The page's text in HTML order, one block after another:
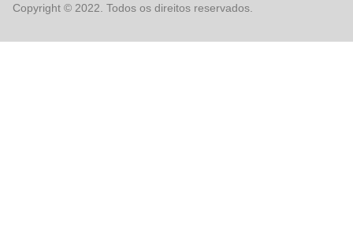
Copyright © 2022. Todos os direitos reservados.